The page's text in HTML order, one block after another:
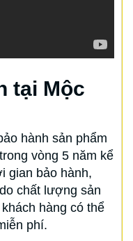
tại Mộc
hành sản phẩm
vòng 5 năm kể
gian bảo hành,
chất lượng sản
hàng có thể
phí.